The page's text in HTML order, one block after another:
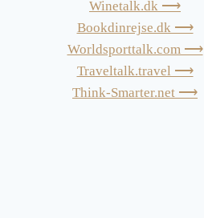
Winetalk.dk ⟶
Bookdinrejse.dk ⟶
Worldsporttalk.com ⟶
Traveltalk.travel ⟶
Think-Smarter.net ⟶